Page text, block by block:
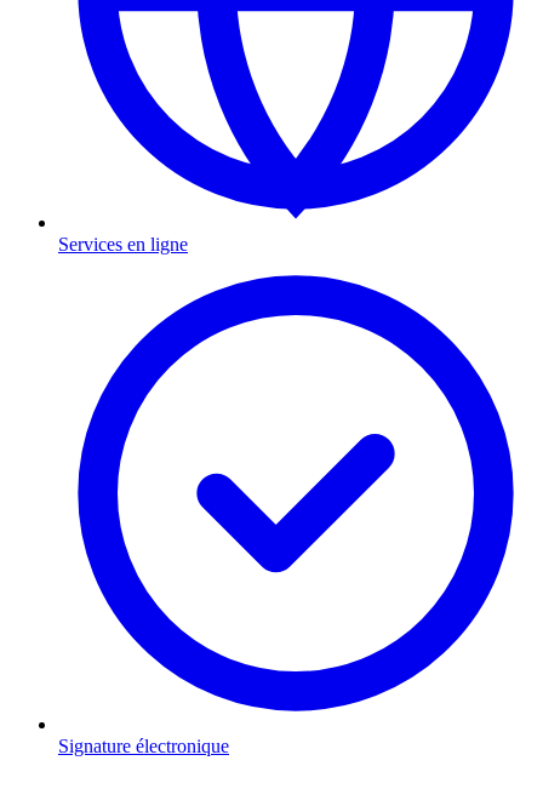
Services en ligne
Signature électronique